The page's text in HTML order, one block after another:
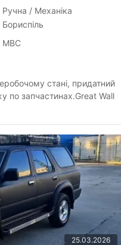
Ручна / Механіка
Бориспіль
МВС
стані, придатний
по запчастинах.Great Wall
25.03.2026